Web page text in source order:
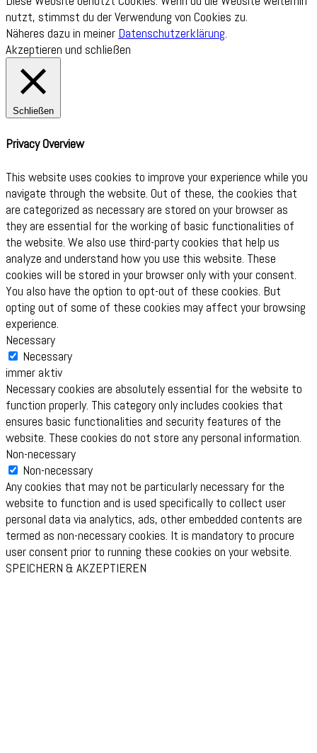
nutzt, stimmst du der Verwendung von Cookies zu.
Näheres dazu in meiner Datenschutzerklärung.
Akzeptieren und schließen
Schließen
Privacy Overview
This website uses cookies to improve your experience while you
navigate through the website. Out of these, the cookies that
are categorized as necessary are stored on your browser as
they are essential for the working of basic functionalities of
the website. We also use third-party cookies that help us
analyze and understand how you use this website. These
cookies will be stored in your browser only with your consent.
You also have the option to opt-out of these cookies. But
opting out of some of these cookies may affect your browsing
experience.
Necessary
Necessary
immer aktiv
Necessary cookies are absolutely essential for the website to
function properly. This category only includes cookies that
ensures basic functionalities and security features of the
website. These cookies do not store any personal information.
Non-necessary
Non-necessary
Any cookies that may not be particularly necessary for the
website to function and is used specifically to collect user
personal data via analytics, ads, other embedded contents are
termed as non-necessary cookies. It is mandatory to procure
user consent prior to running these cookies on your website.
SPEICHERN & AKZEPTIEREN